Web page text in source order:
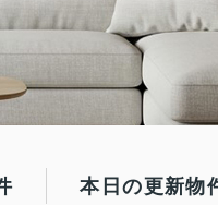
本日の更新物